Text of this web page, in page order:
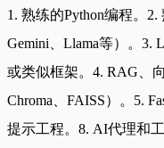
1. 熟练的Python编程。2.
Gemini、Llama等）。3.
或类似框架。4. RAG、向
Chroma、FAISS）。5.
提示工程。8. AI代理和